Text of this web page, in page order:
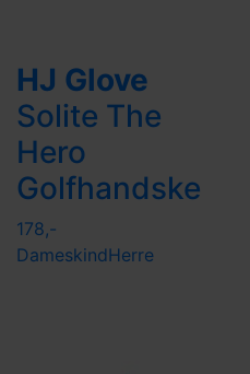
HJ Glove
Solite The
Hero
Golfhandske
178,-
DameskindHerre